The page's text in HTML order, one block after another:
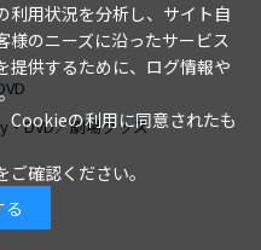
DVD／劇場グッズ
利用状況を分析し、サイト自
様のニーズに沿ったサービス
提供するために、ログ情報や
Cookieの利用に同意されたも
ご確認ください。
る